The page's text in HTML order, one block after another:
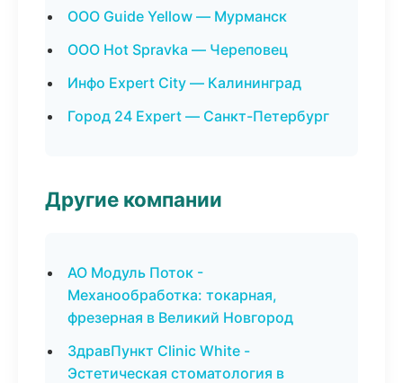
ООО Guide Yellow — Мурманск
ООО Hot Spravka — Череповец
Инфо Expert City — Калининград
Город 24 Expert — Санкт-Петербург
Другие компании
АО Модуль Поток -
Механообработка: токарная,
фрезерная в Великий Новгород
ЗдравПункт Clinic White -
Эстетическая стоматология в